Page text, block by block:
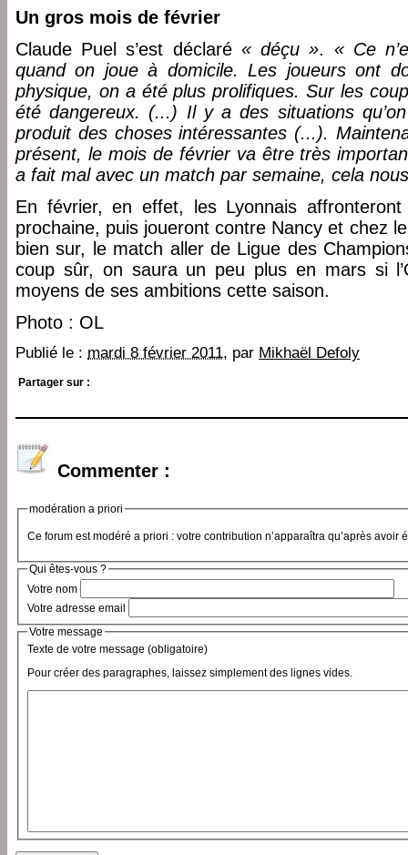
Un gros mois de février
Claude Puel s’est déclaré « déçu ». « Ce
quand on joue à domicile. Les joueurs ont
physique, on a été plus prolifiques. Sur les
été dangereux. (...) Il y a des situations
produit des choses intéressantes (...).
présent, le mois de février va être très
a fait mal avec un match par semaine, cela
En février, en effet, les Lyonnais affronteront
prochaine, puis joueront contre Nancy et chez
bien sur, le match aller de Ligue des
coup sûr, on saura un peu plus en mars si
moyens de ses ambitions cette saison.
Photo : OL
Publié le : mardi 8 février 2011, par Mikhaël Defoly
Partager sur :
Commenter :
modération a priori
Ce forum est modéré a priori : votre contribution n’apparaîtra qu’après avoir
Qui êtes-vous ?
Votre nom
Votre adresse email
Votre message
Texte de votre message (obligatoire)
Pour créer des paragraphes, laissez simplement des lignes vides.